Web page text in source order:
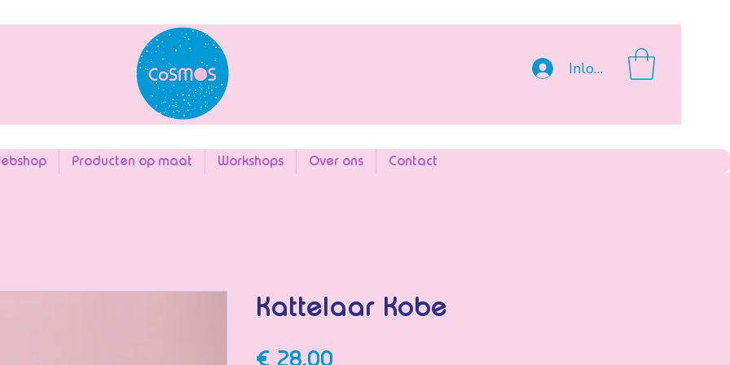
Inloggen
Producten op maat Workshops Over ons Contact
Kattelaar Kobe
€ 28,00